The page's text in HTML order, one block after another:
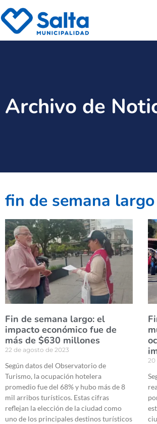
Archivo de
fin de semana largo
Fin de semana largo: el
impacto económico fue de
más de $630 millones
22 de agosto de 2023
Según datos del Observatorio de
Turismo, la ocupación hotelera
promedio fue del 68% y hubo más de 8
mil arribos turísticos. Estas cifras
reflejan la elección de la ciudad como
uno de los principales destinos turísticos
20